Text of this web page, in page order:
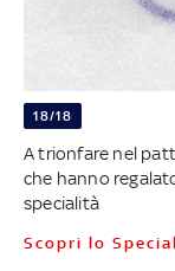
18/18
A trionfare nel
che hanno
specialità
Scopri lo